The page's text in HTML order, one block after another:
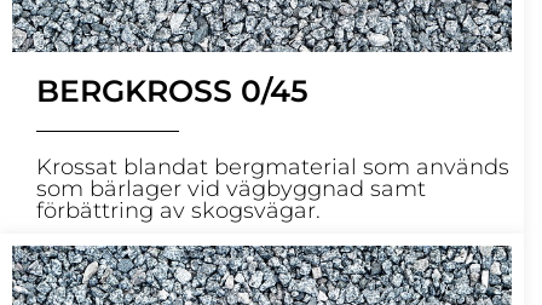
BERGKROSS 0/45
Krossat blandat bergmaterial som används
som bärlager vid vägbyggnad samt
förbättring av skogsvägar.